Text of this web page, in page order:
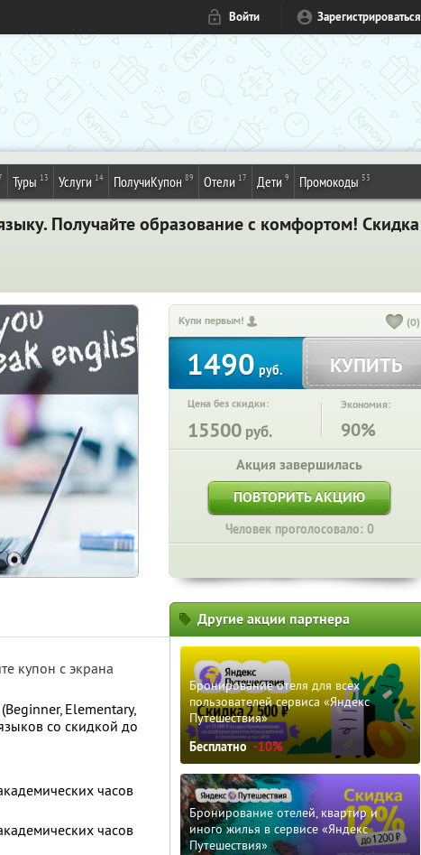
Войти Зарегистрироваться
Туры 13 Услуги 14 ПолучиКупон 89 Отели 17 Дети 9 Промокоды 53
Получайте образование с комфортом! Скидка
Купи первым! (0)
1490руб. КУПИТЬ
Цена без скидки:
15500 руб.
Экономия:
90%
Акция завершилась
ПОВТОРИТЬ АКЦИЮ
Человек проголосовало: 0
купон с экрана
Elementary,
со скидкой до
часов
часов
Другие акции партнера
Бронирование отеля для всех
пользователей сервиса «Яндекс
Путешествия»
Бесплатно -10%
Бронирование отелей, квартир и
иного жилья в сервисе «Яндекс
Путешествия»